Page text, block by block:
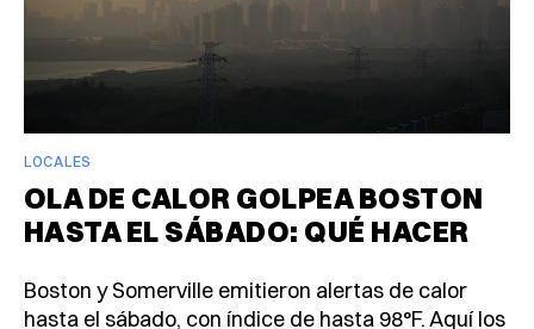
LOCALES
OLA DE CALOR GOLPEA BOSTON
HASTA EL SÁBADO: QUÉ HACER
Boston y Somerville emitieron alertas de calor
hasta el sábado, con índice de hasta 98°F. Aquí los